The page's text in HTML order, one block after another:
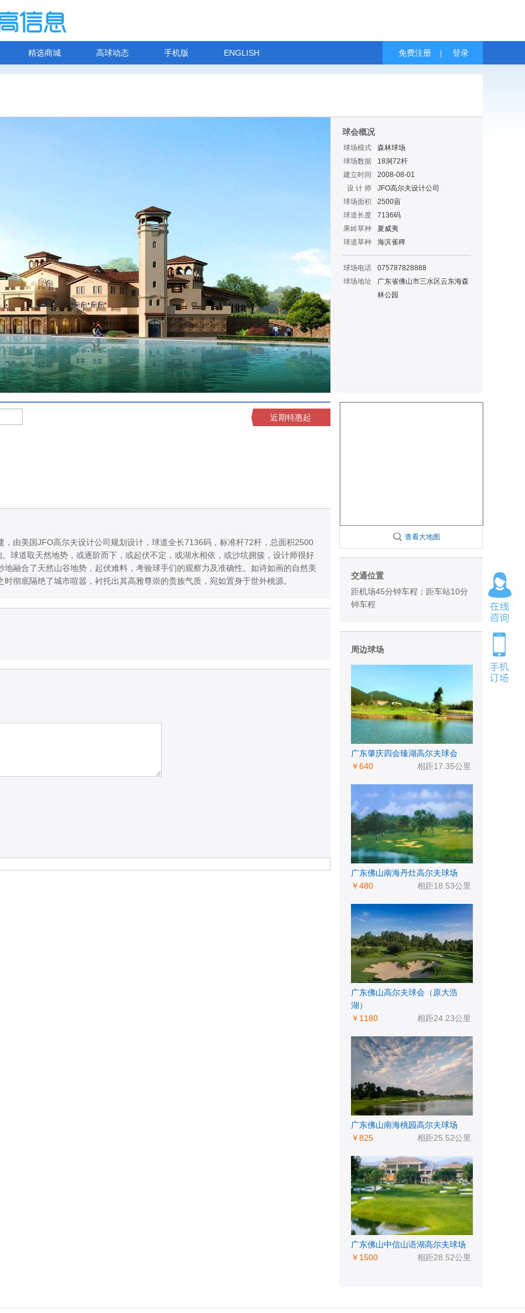
精选商城 高球动态 手机版 ENGLISH 免费注册 登录
球会概况
球场模式
森林球场
球场数据
18洞72杆
建立时间
2008-08-01
设 计 师
JFO高尔夫设计公司
球场面积
2500亩
球道长度
7136码
果岭草种
夏威夷
球道草种
海滨雀稗
球场电话
075787828888
球场地址
广东省佛山市三水区云东海森
林公园
近期特惠起
由美国JFO高尔夫设计公司规划设计，球道全长7136码，标准杆72杆，总面积2500
球道取天然地势，或逐阶而下，或起伏不定，或湖水相依，或沙坑拥簇，设计师很好
融合了天然山谷地势，起伏难料，考验球手们的观察力及准确性。如诗如画的自然美
彻底隔绝了城市喧嚣，衬托出其高雅尊崇的贵族气质，宛如置身于世外桃源。
查看大地图
交通位置
距机场45分钟车程；距车站10分
钟车程
周边球场
广东肇庆四会臻湖高尔夫球会
相距17.35公里
￥640
广东佛山南海丹灶高尔夫球场
相距18.53公里
￥480
广东佛山高尔夫球会（原大浩
湖）
相距24.23公里
￥1180
广东佛山南海桃园高尔夫球场
相距25.52公里
￥825
广东佛山中信山语湖高尔夫球场
相距28.52公里
￥1500